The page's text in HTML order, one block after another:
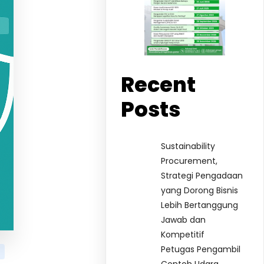
Recent
Posts
Sustainability
Procurement,
Strategi Pengadaan
yang Dorong Bisnis
Lebih Bertanggung
Jawab dan
Kompetitif
Petugas Pengambil